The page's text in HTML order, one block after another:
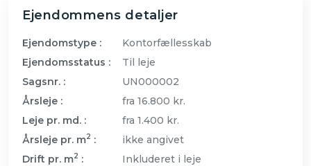
Ejendommens detaljer
Ejendomstype :
Kontorfællesskab
Ejendomsstatus :
Til leje
Sagsnr. :
UN000002
Årsleje :
fra 16.800 kr.
Leje pr. md. :
fra 1.400 kr.
Årsleje pr. m2 :
ikke angivet
Drift pr. m2 :
Inkluderet i leje